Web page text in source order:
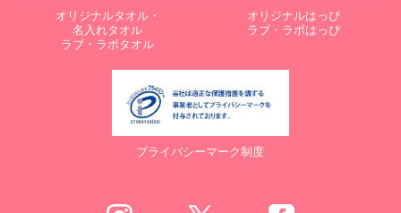
オリジナルタオル・
名入れタオル
ラブ・ラボタオル
オリジナルはっぴ
ラブ・ラボはっぴ
プライバシーマーク制度